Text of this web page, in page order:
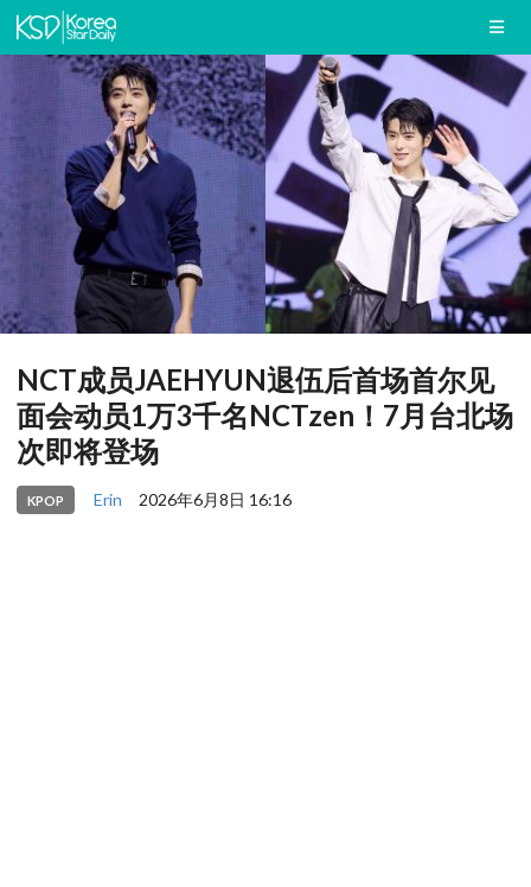
NCT成员JAEHYUN退伍后首场首尔见
面会动员1万3千名NCTzen！7月台北场
次即将登场
KPOP Erin 2026年6月8日 16:16